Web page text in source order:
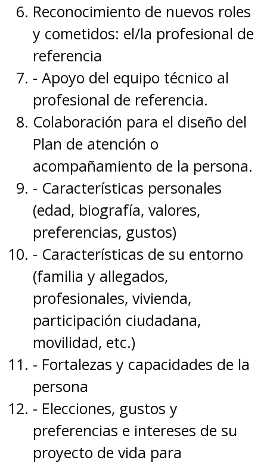
Reconocimiento de nuevos roles
y cometidos: el/la profesional de
referencia
- Apoyo del equipo técnico al
profesional de referencia.
Colaboración para el diseño del
Plan de atención o
acompañamiento de la persona.
- Características personales
(edad, biografía, valores,
preferencias, gustos)
- Características de su entorno
(familia y allegados,
profesionales, vivienda,
participación ciudadana,
movilidad, etc.)
- Fortalezas y capacidades de la
persona
- Elecciones, gustos y
preferencias e intereses de su
proyecto de vida para